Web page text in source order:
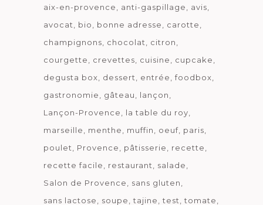
aix-en-provence
anti-gaspillage
avis
avocat
bio bonne adresse
carotte
champignons
chocolat
citron
courgette
crevettes cuisine
cupcake
degusta box
dessert entrée
foodbox
gastronomie
gâteau
lançon
Lançon-Provence
la table du roy
marseille
menthe muffin oeuf paris
poulet
Provence pâtisserie
recette
recette facile
restaurant
salade
Salon de Provence
sans gluten
sans lactose
soupe tajine test tomate